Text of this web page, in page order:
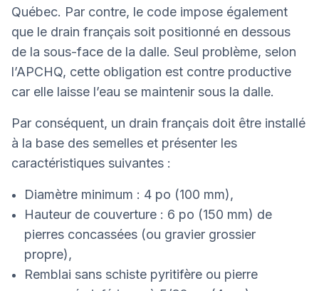
Québec. Par contre, le code impose également
que le drain français soit positionné en dessous
de la sous-face de la dalle. Seul problème, selon
l’APCHQ, cette obligation est contre productive
car elle laisse l’eau se maintenir sous la dalle.
Par conséquent, un drain français doit être installé
à la base des semelles et présenter les
caractéristiques suivantes :
Diamètre minimum : 4 po (100 mm),
Hauteur de couverture : 6 po (150 mm) de
pierres concassées (ou gravier grossier
propre),
Remblai sans schiste pyritifère ou pierre